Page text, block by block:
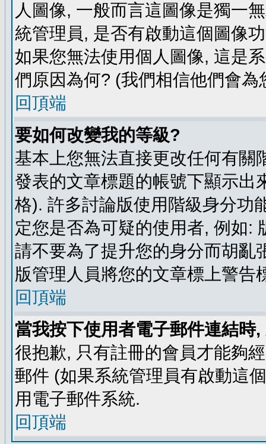
人圖像, 一般而言這圖像是獨一
統管理員, 是否有啟動這個圖像
如果您無法使用個人圖像, 這是
們原因為何? (我們相信他們會為
回頂端
要如何改變我的等級?
基本上您無法直接更改任何有關
發表的文章標題的帳號下顯示出
格). 許多討論版使用階級身分功
定您是否為可疑的使用者, 例如:
請不要為了提升您的身分而胡亂
版管理人員將您的文章標上警告
回頂端
當我按下使用者電子郵件連結時
很抱歉, 只有註冊的會員才能夠
郵件 (如果系統管理員有啟動這
用電子郵件系統.
回頂端